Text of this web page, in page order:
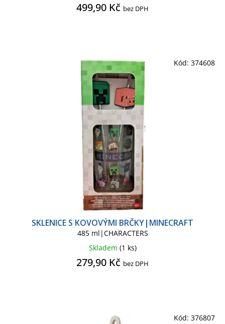
JURSKÝ PARK JURSKÝ SVĚT
LILO & STITCH LIVERPOOL FC
MANCHESTER CITY FC
MARVEL CLASSIC COMICS
MARVEL SÉRIE MICKEY MOUSE
MICKEY MOUSE KIDS MIMONI
MINECRAFT MINECRAFT KIDS
499,90 Kč bez DPH
SKLENICE S KOVOVÝMI BRČKY|MINECRAFT
485 ml|CHARACTERS
Skladem (1 ks)
279,90 Kč bez DPH
Kód: 374608
Kód: 376807